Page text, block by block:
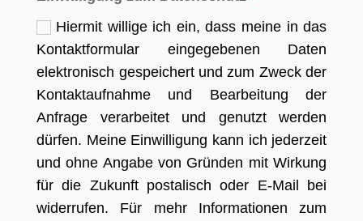
Hiermit willige ich ein, dass meine in das
Kontaktformular eingegebenen Daten
elektronisch gespeichert und zum Zweck der
Kontaktaufnahme und Bearbeitung der
Anfrage verarbeitet und genutzt werden
dürfen. Meine Einwilligung kann ich jederzeit
und ohne Angabe von Gründen mit Wirkung
für die Zukunft postalisch oder E-Mail bei
widerrufen. Für mehr Informationen zum